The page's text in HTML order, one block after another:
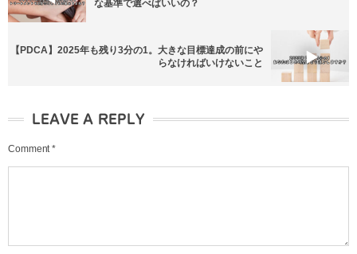
な基準で選べばいいの？
【PDCA】2025年も残り3分の1。大きな目標達成の前にや
らなければいけないこと
LEAVE A REPLY
Comment *